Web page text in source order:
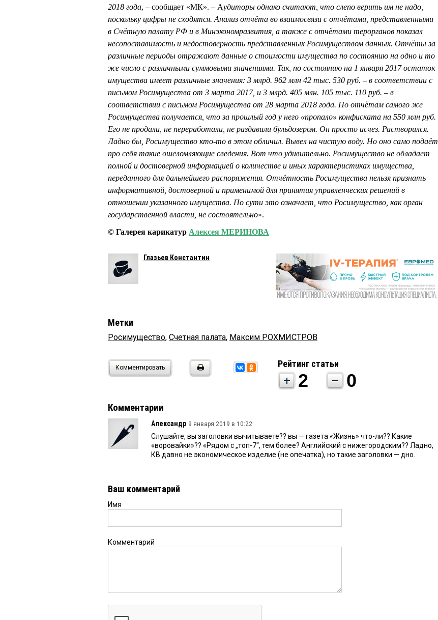
2018 года, – сообщает «МК». – Аудиторы однако считают, что слепо верить им не надо,
поскольку цифры не сходятся. Анализ отчёта во взаимосвязи с отчётами, представленными
в Счётную палату РФ и в Минэкономразвития, а также с отчётами терорганов показал
несопоставимость и недостоверность представленных Росимуществом данных. Отчёты за
различные периоды отражают данные о стоимости имущества по состоянию на одно и то
же число с различными суммовыми значениями. Так, по состоянию на 1 января 2017 остаток
имущества имеет различные значения: 3 млрд. 962 млн 42 тыс. 530 руб. – в соответствии с
письмом Росимущества от 3 марта 2017, и 3 млрд. 405 млн. 105 тыс. 110 руб. – в
соответствии с письмом Росимущества от 28 марта 2018 года. По отчётам самого же
Росимущества получается, что за прошлый год у него «пропало» конфиската на 550 млн руб.
Его не продали, не переработали, не раздавили бульдозером. Он просто исчез. Растворился.
Ладно бы, Росимущество кто-то в этом обличил. Вывел на чистую воду. Но оно само подаёт
про себя такие ошеломляющие сведения. Вот что удивительно. Росимущество не обладает
полной и достоверной информацией о количестве и иных характеристиках имущества,
переданного для дальнейшего распоряжения. Отчётность Росимущества нельзя признать
информативной, достоверной и применимой для принятия управленческих решений в
отношении указанного имущества. По сути это означает, что Росимущество, как орган
государственной власти, не состоятельно».
© Галерея карикатур Алексея МЕРИНОВА
Глазьев Константин
Метки
Росимущество, Счетная палата, Максим РОХМИСТРОВ
Комментировать Рейтинг статьи
2 0
Комментарии
Александр 9 января 2019 в 10:22:
Слушайте, вы заголовки вычитываете?? вы — газета «Жизнь» что-ли?? Какие
«воровайки»?? «Рядом с „топ-7“, тем более? Английский с нижегородским?? Ладно,
КВ давно не экономическое изделие (не опечатка), но такие заголовки — дно.
Ваш комментарий
Имя
Комментарий